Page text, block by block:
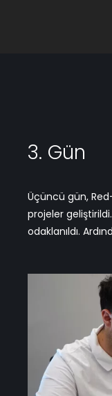
3. Gün
Üçüncü gün,
projeler
odaklanıldı.
geliştirdiler. Bu